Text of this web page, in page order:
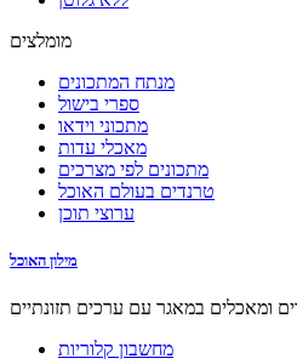
מומלצים
מנתח המתכונים
ספרי בישול
מתכוני וידאו
מאכלי עדות
מתכונים לפי מצרכים
טרנדים בעולם האוכל
ערוצי תוכן
מילון האוכל
מחשבון קלוריות